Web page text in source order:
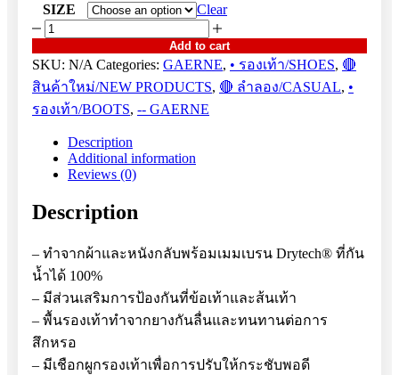
SIZE
Clear
G
RUE
AQUATECH
ANTHRACITE
quantity
Add to cart
SKU: N/A Categories: GAERNE, • รองเท้า/SHOES, 🔴
สินค้าใหม่/NEW PRODUCTS, 🔴 ลำลอง/CASUAL, •
รองเท้า/BOOTS, -- GAERNE
Description
Additional information
Reviews (0)
Description
– ทำจากผ้าและหนังกลับพร้อมเมมเบรน Drytech® ที่กัน
น้ำได้ 100%
– มีส่วนเสริมการป้องกันที่ข้อเท้าและส้นเท้า
– พื้นรองเท้าทำจากยางกันลื่นและทนทานต่อการ
สึกหรอ
– มีเชือกผูกรองเท้าเพื่อการปรับให้กระชับพอดี